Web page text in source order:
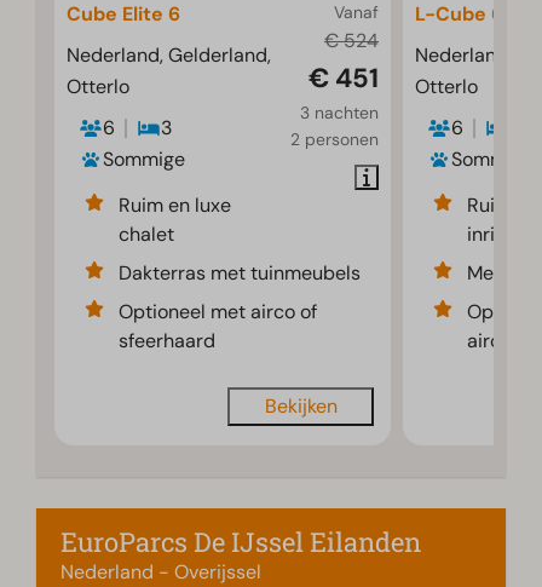
Vanaf
€ 524
€ 451
3 nachten
2 personen
Cube Elite 6
Nederland, Gelderland,
Otterlo
6
3
Sommige
Ruim en luxe
chalet
Dakterras met tuinmeubels
Optioneel met airco of
sfeerhaard
Bekijken
L-Cube 6
Nederland,
Otterlo
6
Sommige
Ruime
Met
airco
EuroParcs De IJssel Eilanden
Nederland - Overijssel